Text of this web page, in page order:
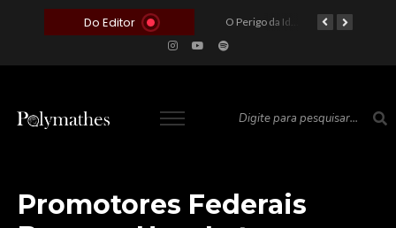
Do Editor A Roleta da Miséria: Quando a Devoção Cega Encontra o Link na Bio. A Queda do Brasileiro Pelas Mãos de Seus Influencers. O Perigo da Ideologia Desenfreada na Justiça: Quando a Pauta Política Substitui a Pena Criminal O Preço de um Escândalo: A Discrepância Entre o “Filme de Bolsonaro” e a Realidade do Cinema Mundial
Promotores Federais